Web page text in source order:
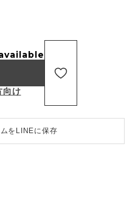
向け
をLINEに保存